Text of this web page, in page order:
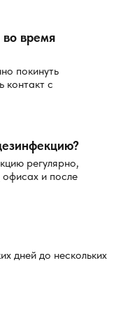
время
покинуть
контакт с
регулярно,
и после
дней до нескольких